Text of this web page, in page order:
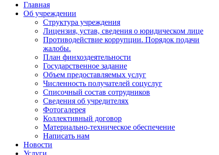
Главная
Об учреждении
Структура учреждения
Лицензия, устав, сведения о юридическом лице
Противодействие коррупции. Порядок подачи
жалобы.
План финхоздеятельности
Государственное задание
Объем предоставляемых услуг
Численность получателей соцуслуг
Списочный состав сотрудников
Сведения об учредителях
Фотогалерея
Коллективный договор
Материально-техническое обеспечение
Написать нам
Новости
Услуги